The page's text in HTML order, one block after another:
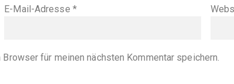
E-Mail-Adresse *
für meinen nächsten Kommentar speichern.